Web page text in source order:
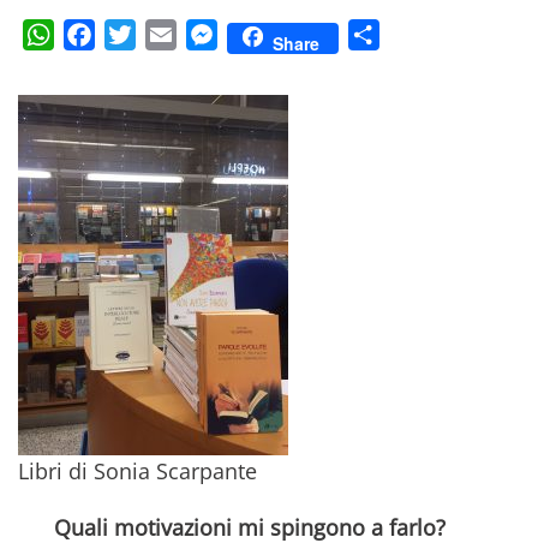
WhatsAppFacebookTwitterEmail Messenger
Share
Libri di Sonia Scarpante
Quali motivazioni mi spingono a farlo?